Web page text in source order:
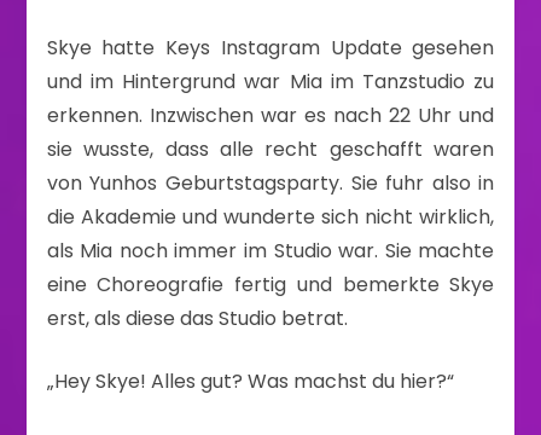
Skye hatte Keys Instagram Update gesehen
und im Hintergrund war Mia im Tanzstudio zu
erkennen. Inzwischen war es nach 22 Uhr und
sie wusste, dass alle recht geschafft waren
von Yunhos Geburtstagsparty. Sie fuhr also in
die Akademie und wunderte sich nicht wirklich,
als Mia noch immer im Studio war. Sie machte
eine Choreografie fertig und bemerkte Skye
erst, als diese das Studio betrat.
„Hey Skye! Alles gut? Was machst du hier?“